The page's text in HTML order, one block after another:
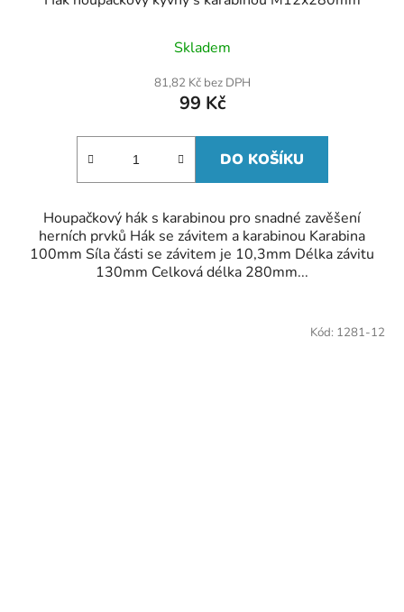
Skladem
81,82 Kč bez DPH
99 Kč
DO KOŠÍKU
Houpačkový hák s karabinou pro snadné zavěšení
herních prvků Hák se závitem a karabinou Karabina
100mm Síla části se závitem je 10,3mm Délka závitu
130mm Celková délka 280mm...
Kód: 1281-12